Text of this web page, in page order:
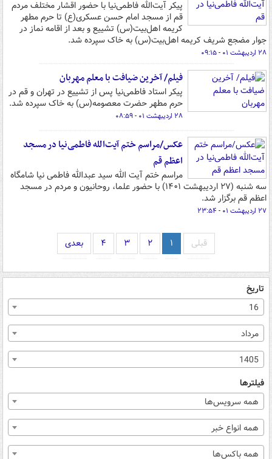
پیکر آیت‌الله فاطمی‌نیا با حضور اقشار مختلف مردم
قم از مسجد امام حسن عسکری(ع) تا حرم مطهر
کریمه اهل‌بیت(س) تشییع و بعد از اقامه نماز در
جوار مضجع شریف کریمه اهل‌بیت(س) به خاک سپرده شد.
۲۸ اردیبهشت ۰۱ - ۰۹:۱۵
فیلم/ آخرین ضیافت با معلم مهربان
پیکر استاد فاطمی‌نیا پس از تشییع در تهران و قم در
حرم مطهر حضرت معصومه(س) به خاک سپرده شد.
۲۸ اردیبهشت ۰۱ - ۰۸:۵۹
عکس/مراسم ختم آیت‌الله فاطمی‌نیا در مسجد
اعظم قم
مراسم ختم آیت الله سید عبدالله فاطمی نیا شامگاه
سه شنبه (۲۷ اردیبهشت ۱۴۰۱) با حضور علما، روحانیون و مردم در مسجد
اعظم قم برگزار شد.
۲۷ اردیبهشت ۰۱ - ۲۳:۵۴
قبلی ۱ ۲ ۳ ۴ بعدی
تاریخ
16
مرداد
1405
فیلترها
همه سرویس‌ها
همه انواع خبر
همه باکس‌ها